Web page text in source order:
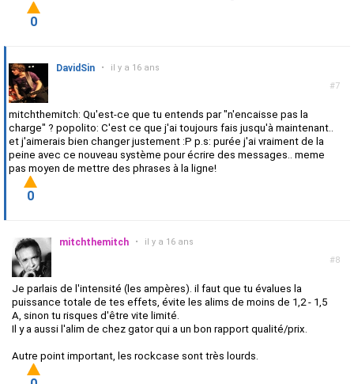
0
#7
DavidSin • il y a 16 ans
mitchthemitch: Qu'est-ce que tu entends par "n'encaisse pas la
charge" ? popolito: C'est ce que j'ai toujours fais jusqu'à maintenant..
et j'aimerais bien changer justement :P p.s: purée j'ai vraiment de la
peine avec ce nouveau système pour écrire des messages.. meme
pas moyen de mettre des phrases à la ligne!
0
#8
mitchthemitch • il y a 16 ans
Je parlais de l'intensité (les ampères). il faut que tu évalues la
puissance totale de tes effets, évite les alims de moins de 1,2 - 1,5
A, sinon tu risques d'être vite limité.
Il y a aussi l'alim de chez gator qui a un bon rapport qualité/prix.
Autre point important, les rockcase sont très lourds.